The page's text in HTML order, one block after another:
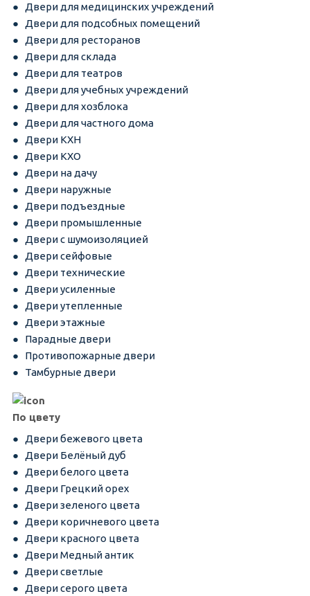
Двери для медицинских учреждений
Двери для подсобных помещений
Двери для ресторанов
Двери для склада
Двери для театров
Двери для учебных учреждений
Двери для хозблока
Двери для частного дома
Двери КХН
Двери КХО
Двери на дачу
Двери наружные
Двери подъездные
Двери промышленные
Двери с шумоизоляцией
Двери сейфовые
Двери технические
Двери усиленные
Двери утепленные
Двери этажные
Парадные двери
Противопожарные двери
Тамбурные двери
По цвету
Двери бежевого цвета
Двери Белёный дуб
Двери белого цвета
Двери Грецкий орех
Двери зеленого цвета
Двери коричневого цвета
Двери красного цвета
Двери Медный антик
Двери светлые
Двери серого цвета